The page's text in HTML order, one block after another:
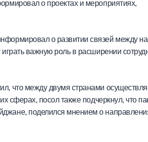
о проектах и мероприятиях,
о развитии связей между
важную роль в расширении
что между двумя странами
сферах, посол также подчеркнул, что
поделился мнением о